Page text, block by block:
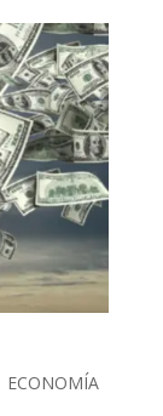
ECONOMÍA